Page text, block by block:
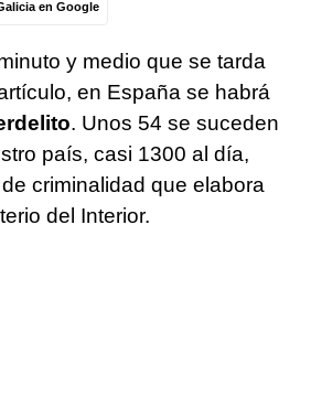
en Google
y medio que se tarda
en España se habrá
. Unos 54 se suceden
país, casi 1300 al día,
criminalidad que elabora
del Interior.